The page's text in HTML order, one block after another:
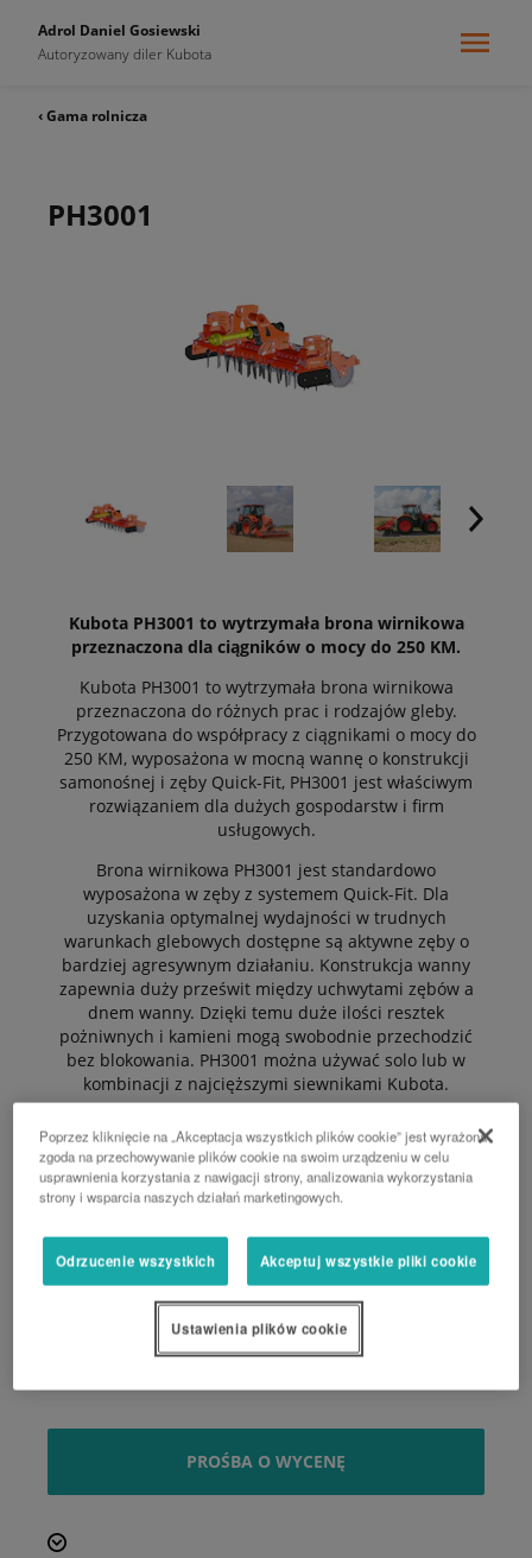
Adrol Daniel Gosiewski
Autoryzowany diler Kubota
‹ Gama rolnicza
PH3001
Kubota PH3001 to wytrzymała brona wirnikowa
przeznaczona dla ciągników o mocy do 250 KM.
Kubota PH3001 to wytrzymała brona wirnikowa
przeznaczona do różnych prac i rodzajów gleby.
Przygotowana do współpracy z ciągnikami o mocy do
250 KM, wyposażona w mocną wannę o konstrukcji
samonośnej i zęby Quick-Fit, PH3001 jest właściwym
rozwiązaniem dla dużych gospodarstw i firm
usługowych.
Brona wirnikowa PH3001 jest standardowo
wyposażona w zęby z systemem Quick-Fit. Dla
uzyskania optymalnej wydajności w trudnych
warunkach glebowych dostępne są aktywne zęby o
bardziej agresywnym działaniu. Konstrukcja wanny
zapewnia duży prześwit między uchwytami zębów a
dnem wanny. Dzięki temu duże ilości resztek
pożniwnych i kamieni mogą swobodnie przechodzić
bez blokowania. PH3001 można używać solo lub w
kombinacji z najcięższymi siewnikami Kubota.
Wanna o strukturze samonośnej z dużą
odpornością na zginanie i skręcanie
Mocna konstrukcja głowicy
Perfekcycjna uprawa na całej szerokości
roboczej przez cztery wirniki (8 zębów) na metr
Maksymalna wszechstronność - łatwe i proste
połączenie z wszystkimi typami siewników
Zredukowane obciążenia układu napędowego i
mniejsze zużycie paliwa
PROŚBA O WYCENĘ
Poprzez kliknięcie na „Akceptacja wszystkich plików cookie” jest wyrażona
zgoda na przechowywanie plików cookie na swoim urządzeniu w celu
usprawnienia korzystania z nawigacji strony, analizowania wykorzystania
strony i wsparcia naszych działań marketingowych.
Odrzucenie wszystkich Akceptuj wszystkie pliki cookie
Ustawienia plików cookie